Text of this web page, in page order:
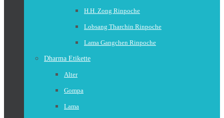
H.H. Zong Rinpoche
Lobsang Tharchin Rinpoche
Lama Gangchen Rinpoche
Dharma Etikette
Alter
Gompa
Lama